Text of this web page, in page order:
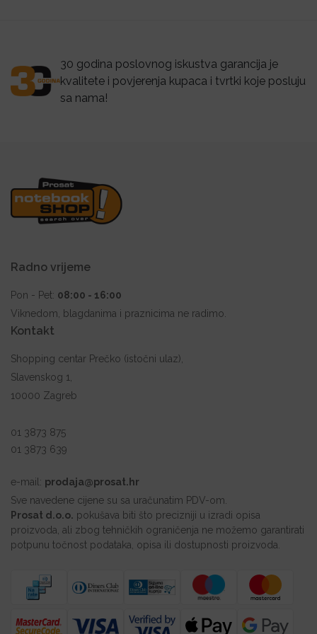
30 godina poslovnog iskustva garancija je
kvalitete i povjerenja kupaca i tvrtki koje posluju
sa nama!
Radno vrijeme
Pon - Pet: 08:00 - 16:00
Viknedom, blagdanima i praznicima ne radimo.
Kontakt
Shopping centar Prečko (istočni ulaz),
Slavenskog 1,
10000 Zagreb
01 3873 875
01 3873 639
e-mail: prodaja@prosat.hr
Sve navedene cijene su sa uračunatim PDV-om.
Prosat d.o.o. pokušava biti što precizniji u izradi opisa
proizvoda, ali zbog tehničkih ograničenja ne možemo garantirati
potpunu točnost podataka, opisa ili dostupnosti proizvoda.